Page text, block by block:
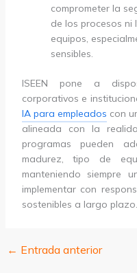
comprometer la
de los procesos ni
equipos,
sensibles.
ISEEN pone a
corporativos e
IA para empleados con
alineada con la
programas pueden
madurez, tipo de
manteniendo siempre
implementar con
sostenibles a largo plazo.
← Entrada anterior